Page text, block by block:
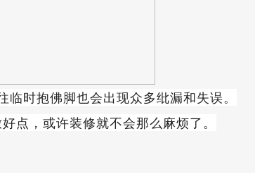
时抱佛脚也会出现众多纰漏和失误。
点，或许装修就不会那么麻烦了。